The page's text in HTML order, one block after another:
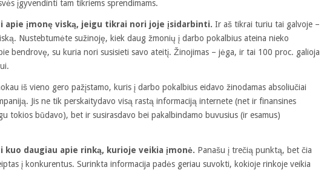
įgyvendinti tam tikriems sprendimams.
apie įmonę viską, jeigu tikrai nori joje įsidarbinti. Ir aš tikrai turiu tai galvoje –
Nustebtumėte sužinoję, kiek daug žmonių į darbo pokalbius ateina nieko
bendrovę, su kuria nori susisieti savo ateitį. Žinojimas – jėga, ir tai 100 proc. galioja
iš vieno gero pažįstamo, kuris į darbo pokalbius eidavo žinodamas absoliučiai
Jis ne tik perskaitydavo visą rastą informaciją internete (net ir finansines
tokios būdavo), bet ir susirasdavo bei pakalbindamo buvusius (ir esamus)
kuo daugiau apie rinką, kurioje veikia įmonė. Panašu į trečią punktą, bet čia
į konkurentus. Surinkta informacija padės geriau suvokti, kokioje rinkoje veikia